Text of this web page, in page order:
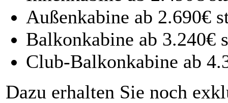
Außenkabine ab 2.690€
Balkonkabine ab 3.240€
Club-Balkonkabine ab
Dazu erhalten Sie noch